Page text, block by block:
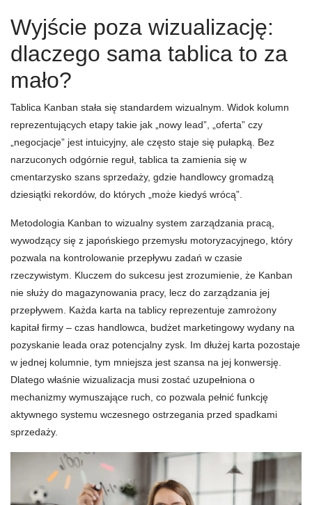
Wyjście poza wizualizację:
dlaczego sama tablica to za
mało?
Tablica Kanban stała się standardem wizualnym. Widok kolumn
reprezentujących etapy takie jak „nowy lead”, „oferta” czy
„negocjacje” jest intuicyjny, ale często staje się pułapką. Bez
narzuconych odgórnie reguł, tablica ta zamienia się w
cmentarzysko szans sprzedaży, gdzie handlowcy gromadzą
dziesiątki rekordów, do których „może kiedyś wrócą”.
Metodologia Kanban to wizualny system zarządzania pracą,
wywodzący się z japońskiego przemysłu motoryzacyjnego, który
pozwala na kontrolowanie przepływu zadań w czasie
rzeczywistym. Kluczem do sukcesu jest zrozumienie, że Kanban
nie służy do magazynowania pracy, lecz do zarządzania jej
przepływem. Każda karta na tablicy reprezentuje zamrożony
kapitał firmy – czas handlowca, budżet marketingowy wydany na
pozyskanie leada oraz potencjalny zysk. Im dłużej karta pozostaje
w jednej kolumnie, tym mniejsza jest szansa na jej konwersję.
Dlatego właśnie wizualizacja musi zostać uzupełniona o
mechanizmy wymuszające ruch, co pozwala pełnić funkcję
aktywnego systemu wczesnego ostrzegania przed spadkami
sprzedaży.